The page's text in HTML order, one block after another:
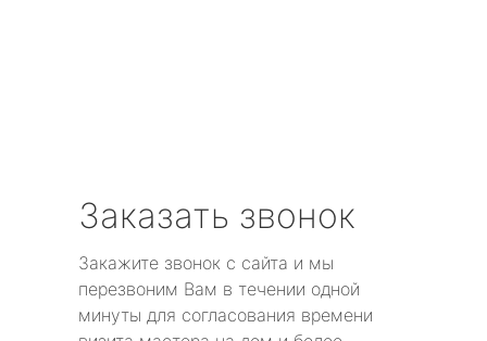
Заказать звонок
Закажите звонок с сайта и мы
перезвоним Вам в течении одной
минуты для согласования времени